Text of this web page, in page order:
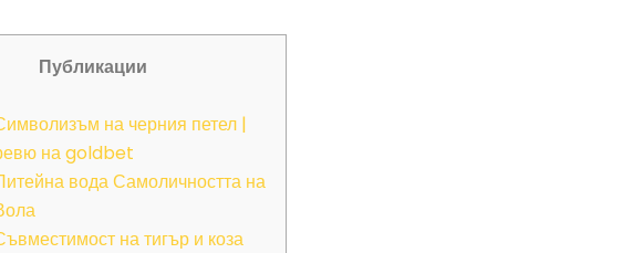
Публикации
на черния петел |
на goldbet
вода Самоличността на
на тигър и коза